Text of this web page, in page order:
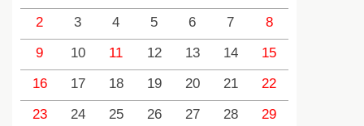
2
3 4 5 6 7
8
9
10 11 12 13 14
15
16
17 18 19 20 21
22
23
24 25 26 27 28 29